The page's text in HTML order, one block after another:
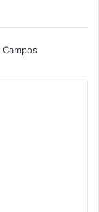
Campos